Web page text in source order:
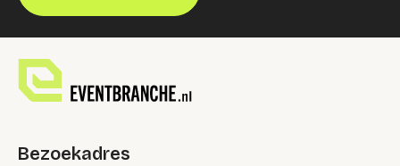
Bezoekadres